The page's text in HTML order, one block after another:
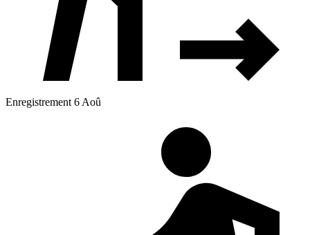
Enregistrement 6 Aoû